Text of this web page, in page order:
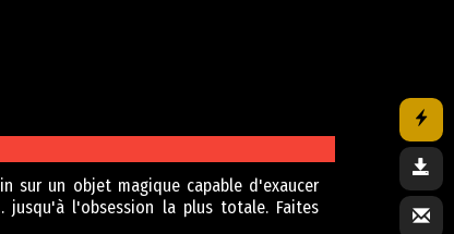
sur un objet magique capable d'exaucer
l'obsession la plus totale. Faites